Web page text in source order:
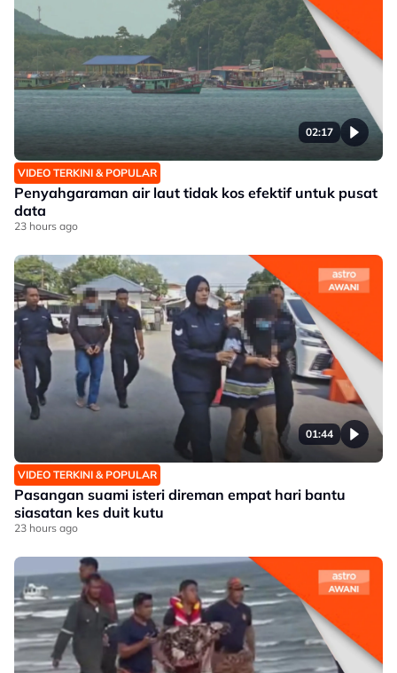
02:17
VIDEO TERKINI & POPULAR
Penyahgaraman air laut tidak kos efektif untuk pusat
data
23 hours ago
01:44
VIDEO TERKINI & POPULAR
Pasangan suami isteri direman empat hari bantu
siasatan kes duit kutu
23 hours ago